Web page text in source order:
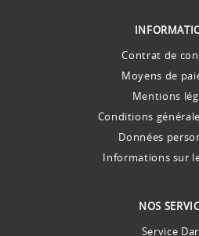
Contrat de
Moyens de
Mentions
Conditions
Données
Informations sur
NOS
Service